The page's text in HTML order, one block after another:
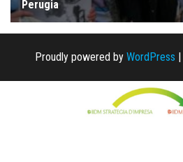
Proudly powered by WordPress